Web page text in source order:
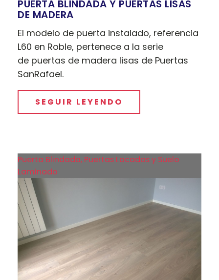
PUERTA BLINDADA Y PUERTAS LISAS
DE MADERA
El modelo de puerta instalado, referencia
L60 en Roble, pertenece a la serie
de puertas de madera lisas de Puertas
SanRafael.
SEGUIR LEYENDO
Puerta Blindada, Puertas Lacadas y Suelo
Laminado